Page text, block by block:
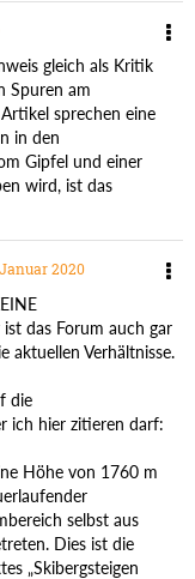
gleich als Kritik
Spuren am
sprechen eine
in den
Gipfel und einer
wird, ist das
2020
das Forum auch gar
aktuellen Verhältnisse.
die
ich hier zitieren darf:
Höhe von 1760 m
selbst aus
Dies ist die
„Skibergsteigen